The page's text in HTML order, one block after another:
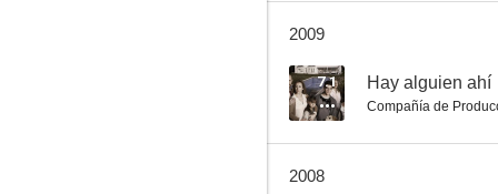
2009
7.1 Hay alguien ahí
Compañía de
2008